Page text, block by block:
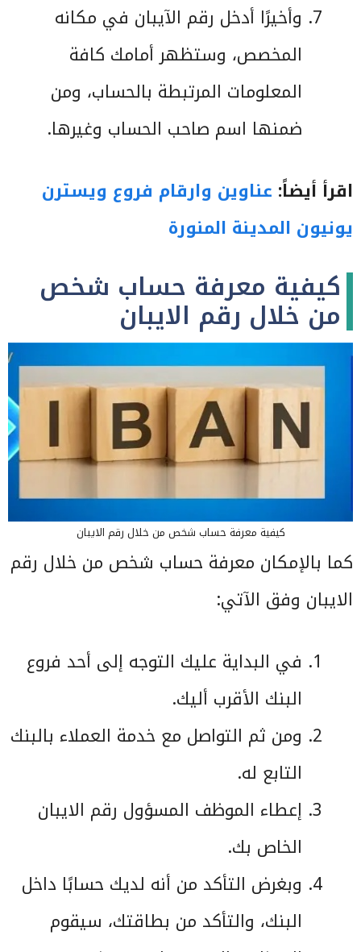
وأخيرًا أدخل رقم الآيبان في مكانه
المخصص، وستظهر أمامك كافة
المعلومات المرتبطة بالحساب، ومن
ضمنها اسم صاحب الحساب وغيرها.
اقرأ أيضاً: عناوين وارقام فروع ويسترن
يونيون المدينة المنورة
كيفية معرفة حساب شخص
من خلال رقم الايبان
كيفية معرفة حساب شخص من خلال رقم الايبان
كما بالإمكان معرفة حساب شخص من خلال رقم
الايبان وفق الآتي:
في البداية عليك التوجه إلى أحد فروع
البنك الأقرب أليك.
ومن ثم التواصل مع خدمة العملاء بالبنك
التابع له.
إعطاء الموظف المسؤول رقم الايبان
الخاص بك.
وبغرض التأكد من أنه لديك حسابًا داخل
البنك، والتأكد من بطاقتك، سيقوم